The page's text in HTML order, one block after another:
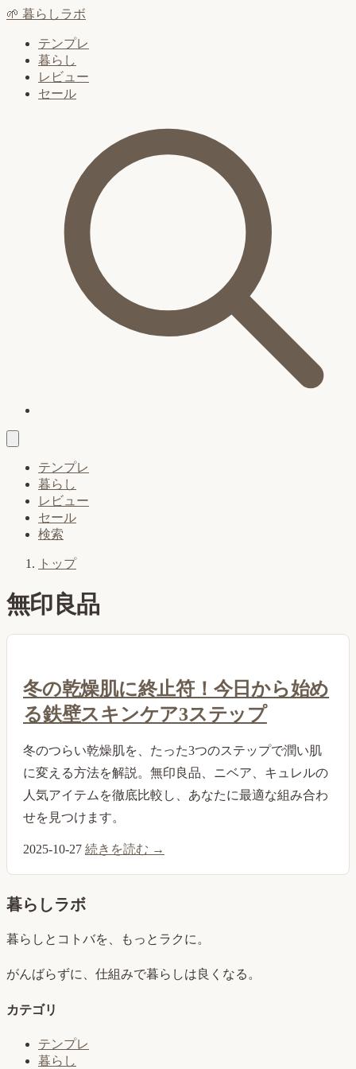
🌱 暮らしラボ
テンプレ
暮らし
レビュー
セール
テンプレ
暮らし
レビュー
セール
検索
トップ
無印良品
冬の乾燥肌に終止符！今日から始め
る鉄壁スキンケア3ステップ
冬のつらい乾燥肌を、たった3つのステップで潤い肌
に変える方法を解説。無印良品、ニベア、キュレルの
人気アイテムを徹底比較し、あなたに最適な組み合わ
せを見つけます。
2025-10-27 続きを読む →
暮らしラボ
暮らしとコトバを、もっとラクに。
がんばらずに、仕組みで暮らしは良くなる。
カテゴリ
テンプレ
暮らし